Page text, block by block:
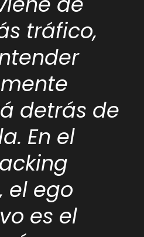
tráfico,
detrás de
En el
el ego
es el